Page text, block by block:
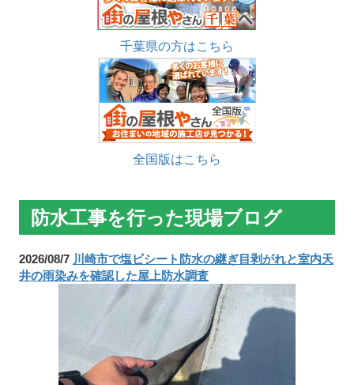
千葉県の方はこちら
全国版はこちら
防水工事を行った現場ブログ
2026/08/7 川崎市で塩ビシート防水の継ぎ目剥がれと室内天
井の雨染みを確認した屋上防水調査